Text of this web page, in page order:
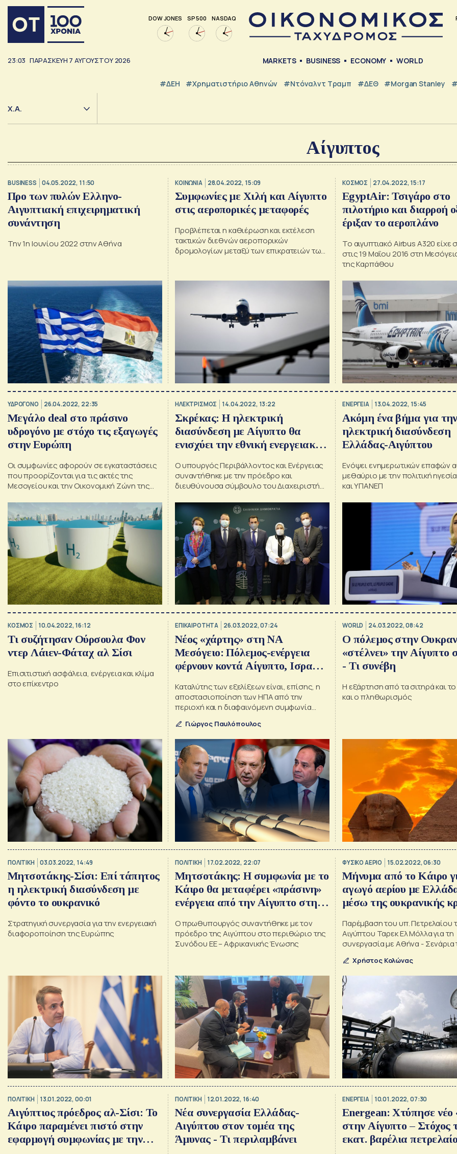
DOW JONES SP 500 NASDAQ
23:03 ΠΑΡΑΣΚΕΥΉ 7 ΑΥΓΟΎΣΤΟΥ 2026 MARKETS BUSINESS ECONOMY WORLD
#ΔΕΗ #Χρηματιστήριο Αθηνών #Ντόναλντ Τραμπ #ΔΕΘ #Morgan Stanley
Χ.Α.
Αίγυπτος
BUSINESS 04.05.2022, 11:50
Προ των πυλών Ελληνο-
Αιγυπτιακή επιχειρηματική
συνάντηση
Την 1η Ιουνίου 2022 στην Αθήνα
ΚΟΙΝΩΝΙΑ 28.04.2022, 15:09
Συμφωνίες με Χιλή και Αίγυπτο
στις αεροπορικές μεταφορές
Προβλέπεται η καθιέρωση και εκτέλεση
τακτικών διεθνών αεροπορικών
δρομολογίων μεταξύ των επικρατειών των
ΚΟΣΜΟΣ 27.04.2022, 15:17
EgyptAir: Τσιγάρο στο
πιλοτήριο και διαρροή
έριξαν το αεροπλάνο
Το αιγυπτιακό Airbus A320 είχε
στις 19 Μαΐου 2016 στη
της Καρπάθου
ΥΔΡΟΓΟΝΟ 26.04.2022, 22:35
Μεγάλο deal στο πράσινο
υδρογόνο με στόχο τις εξαγωγές
στην Ευρώπη
Οι συμφωνίες αφορούν σε εγκαταστάσεις
που προορίζονται για τις ακτές της
Μεσογείου και την Οικονομική Ζώνη της
ΗΛΕΚΤΡΙΣΜΟΣ 14.04.2022, 13:22
Σκρέκας: Η ηλεκτρική
διασύνδεση με Αίγυπτο θα
ενισχύει την εθνική ενεργειακή
Ο υπουργός Περιβάλλοντος και Ενέργειας
συναντήθηκε με την πρόεδρο και
διευθύνουσα σύμβουλο του Διαχειριστή
υπουργείου Ηλεκτρισμού και ΑΠΕ της
χώρας
ΕΝΕΡΓΕΙΑ 13.04.2022, 15:45
Ακόμη ένα βήμα για την
ηλεκτρική διασύνδεση
Ελλάδας-Αιγύπτου
Ενόψει ενημερωτικών επαφών
μεθαύριο με την πολιτική
και ΥΠΑΝΕΠ
ΚΟΣΜΟΣ 10.04.2022, 16:12
Τι συζήτησαν Ούρσουλα Φον
ντερ Λάιεν-Φάταχ αλ Σίσι
Επισιτιστική ασφάλεια, ενέργεια και κλίμα
στο επίκεντρο
ΕΠΙΚΑΙΡΟΤΗΤΑ 26.03.2022, 07:24
Νέος «χάρτης» στη ΝΑ
Μεσόγειο: Πόλεμος-ενέργεια
φέρνουν κοντά Αίγυπτο, Ισραήλ
Καταλύτης των εξελίξεων είναι, επίσης, η
αποστασιοποίηση των ΗΠΑ από την
περιοχή και η διαφαινόμενη συμφωνία
απειλή τόσο για τα αραβικά καθεστώτα όσο
και για το Ισραήλ.
Γιώργος Παυλόπουλος
WORLD 24.03.2022, 08:42
Ο πόλεμος στην
«στέλνει» την
- Τι συνέβη
Η εξάρτηση από τα σιτηρά και το
και ο πληθωρισμός
ΠΟΛΙΤΙΚΗ 03.03.2022, 14:49
Μητσοτάκης-Σίσι: Επί τάπητος
η ηλεκτρική διασύνδεση με
φόντο το ουκρανικό
Στρατηγική συνεργασία για την ενεργειακή
διαφοροποίηση της Ευρώπης
ΠΟΛΙΤΙΚΗ 17.02.2022, 22:07
Μητσοτάκης: Η συμφωνία με το
Κάιρο θα μεταφέρει «πράσινη»
ενέργεια από την Αίγυπτο στην
Ο πρωθυπουργός συναντήθηκε με τον
πρόεδρο της Αιγύπτου στο περιθώριο της
Συνόδου ΕΕ – Αφρικανικής Ένωσης
ΦΥΣΙΚΟ ΑΕΡΙΟ 15.02.2022, 06:30
Μήνυμα από το Κάιρο
αγωγό αερίου με
μέσω της ουκρανικής
Παρέμβαση του υπ. Πετρελαίου
Αιγύπτου Ταρεκ Ελ Μόλλα για τη
συνεργασία με Αθήνα - Σενάρια
πιθανή σύρραξη Ρωσίας –
Χρήστος Κολώνας
ΠΟΛΙΤΙΚΗ 13.01.2022, 00:01
Αιγύπτιος πρόεδρος αλ-Σίσι: Το
Κάιρο παραμένει πιστό στην
εφαρμογή συμφωνίας με την
ΠΟΛΙΤΙΚΗ 12.01.2022, 16:40
Νέα συνεργασία Ελλάδας-
Αιγύπτου στον τομέα της
Άμυνας - Τι περιλαμβάνει
ΕΝΕΡΓΕΙΑ 10.01.2022, 07:30
Energean: Χτύπησε νέο
στην Αίγυπτο – Στόχος
εκατ. βαρέλια